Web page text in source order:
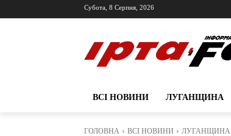
Субота, 8 Серпня, 2026
ВСІ НОВИНИ ЛУГАНЩИНА
ГОЛОВНА ВСІ НОВИНИ ЛУГАНЩИНА